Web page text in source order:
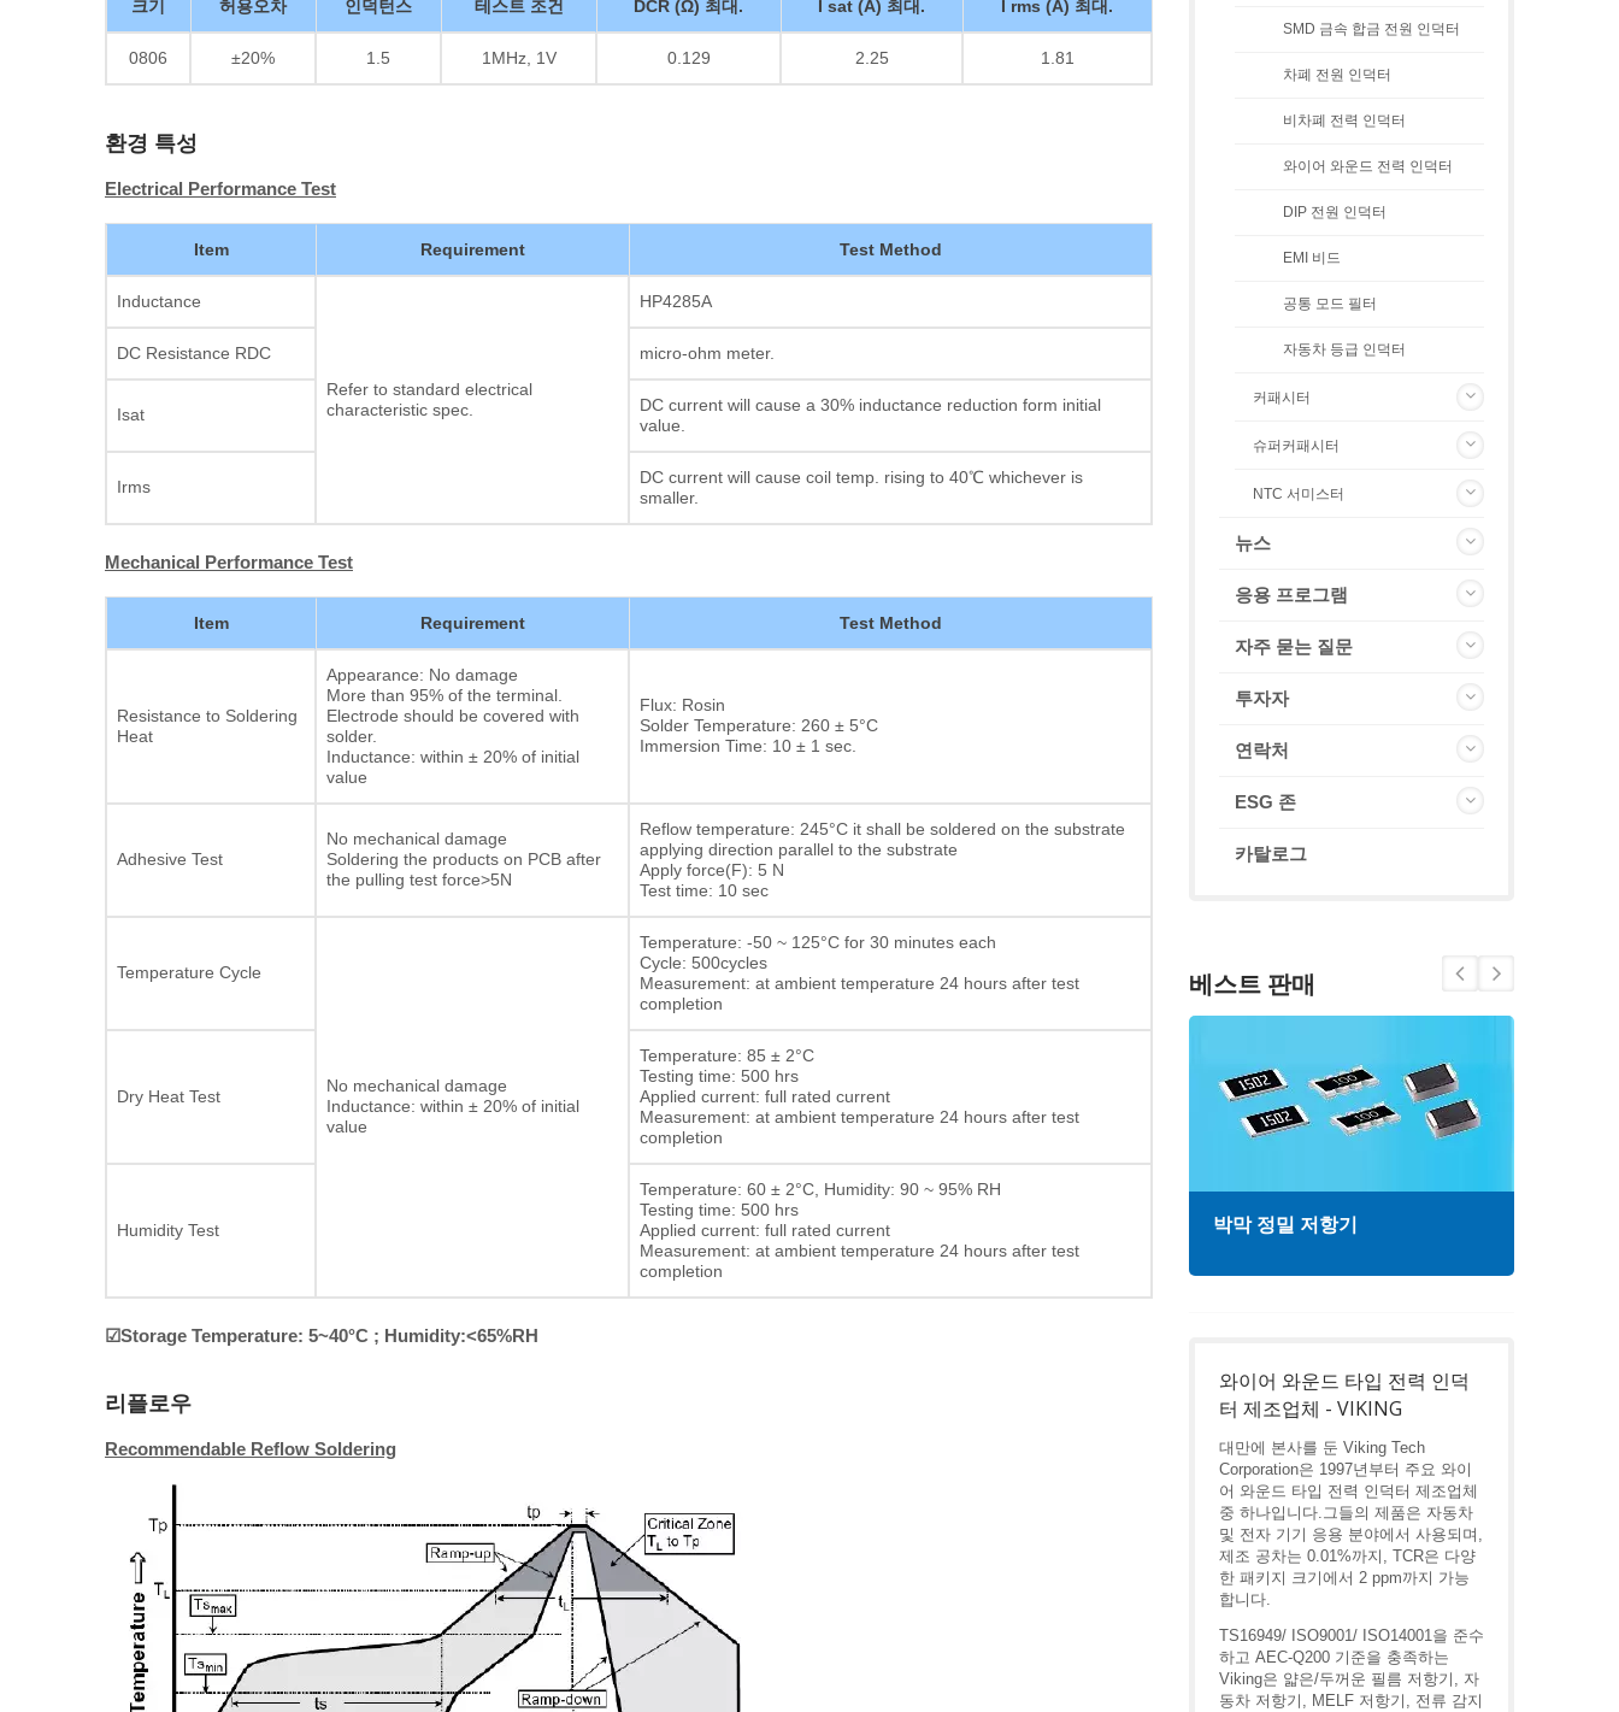
크기 허용오차 인덕턴스 테스트 조건 DCR (Ω) 최대. I sat (A) 최대. I rms (A) 최대.
0806 ±20% 1.5 1MHz, 1V 0.129 2.25 1.81
환경 특성
Electrical Performance Test
Item Requirement Test Method
Inductance
Refer to standard electrical
characteristic spec.
HP4285A
DC Resistance RDC micro-ohm meter.
Isat
DC current will cause a 30% inductance reduction form initial
value.
Irms
DC current will cause coil temp. rising to 40℃ whichever is
smaller.
Mechanical Performance Test
Item Requirement Test Method
Resistance to Soldering
Heat
Appearance: No damage
More than 95% of the terminal.
Electrode should be covered with
solder.
Inductance: within ± 20% of initial
value
Flux: Rosin
Solder Temperature: 260 ± 5°C
Immersion Time: 10 ± 1 sec.
Adhesive Test
No mechanical damage
Soldering the products on PCB after
the pulling test force>5N
Reflow temperature: 245°C it shall be soldered on the substrate
applying direction parallel to the substrate
Apply force(F): 5 N
Test time: 10 sec
Temperature Cycle
No mechanical damage
Inductance: within ± 20% of initial
value
Temperature: -50 ~ 125°C for 30 minutes each
Cycle: 500cycles
Measurement: at ambient temperature 24 hours after test
completion
Dry Heat Test
Temperature: 85 ± 2°C
Testing time: 500 hrs
Applied current: full rated current
Measurement: at ambient temperature 24 hours after test
completion
Humidity Test
Temperature: 60 ± 2°C, Humidity: 90 ~ 95% RH
Testing time: 500 hrs
Applied current: full rated current
Measurement: at ambient temperature 24 hours after test
completion
☑Storage Temperature: 5~40°C ; Humidity:<65%RH
리플로우
Recommendable Reflow Soldering
SMD 금속 합금 전원 인덕터
차폐 전원 인덕터
비차폐 전력 인덕터
와이어 와운드 전력 인덕터
DIP 전원 인덕터
EMI 비드
공통 모드 필터
자동차 등급 인덕터
커패시터
슈퍼커패시터
NTC 서미스터
뉴스
응용 프로그램
자주 묻는 질문
투자자
연락처
ESG 존
카탈로그
베스트 판매
두꺼운 필름 저항기 박막 정밀 저항기
와이어 와운드 타입 전력 인덕
터 제조업체 - VIKING
대만에 본사를 둔 Viking Tech
Corporation은 1997년부터 주요 와이
어 와운드 타입 전력 인덕터 제조업체
중 하나입니다.그들의 제품은 자동차
및 전자 기기 응용 분야에서 사용되며,
제조 공차는 0.01%까지, TCR은 다양
한 패키지 크기에서 2 ppm까지 가능
합니다.
TS16949/ ISO9001/ ISO14001을 준수
하고 AEC-Q200 기준을 충족하는
Viking은 얇은/두꺼운 필름 저항기, 자
동차 저항기, MELF 저항기, 전류 감지